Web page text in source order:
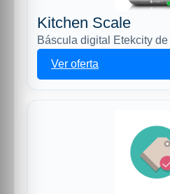
Kitchen Scale
Báscula digital Etekcity
Ver oferta